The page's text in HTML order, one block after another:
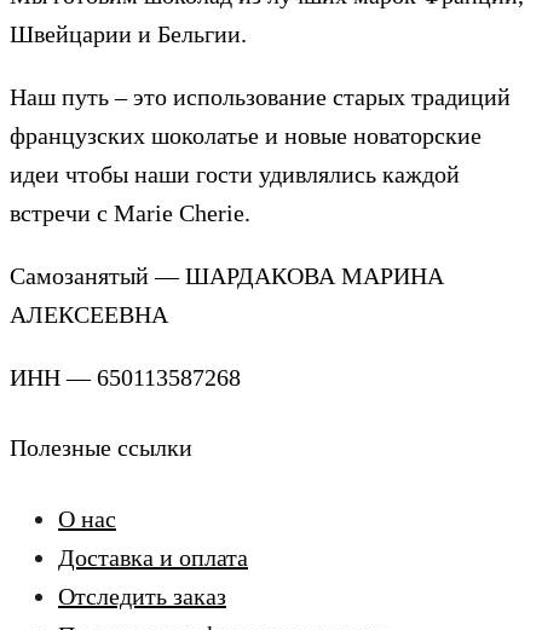
Швейцарии и Бельгии.
Наш путь – это использование старых традиций
французских шоколатье и новые новаторские
идеи чтобы наши гости удивлялись каждой
встречи с Marie Cherie.
Самозанятый — ШАРДАКОВА МАРИНА
АЛЕКСЕЕВНА
ИНН — 650113587268
Полезные ссылки
О нас
Доставка и оплата
Отследить заказ